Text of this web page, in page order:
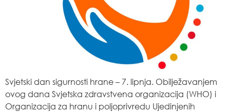
Svjetski dan sigurnosti hrane – 7. lipnja. Obilježavanjem
ovog dana Svjetska zdravstvena organizacija (WHO) i
Organizacija za hranu i poljoprivredu Ujedinjenih